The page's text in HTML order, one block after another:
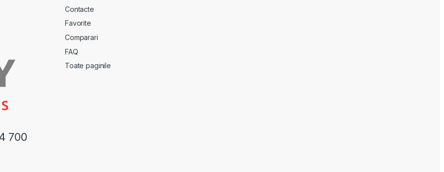
700
Contacte
Favorite
Comparari
FAQ
Toate paginile